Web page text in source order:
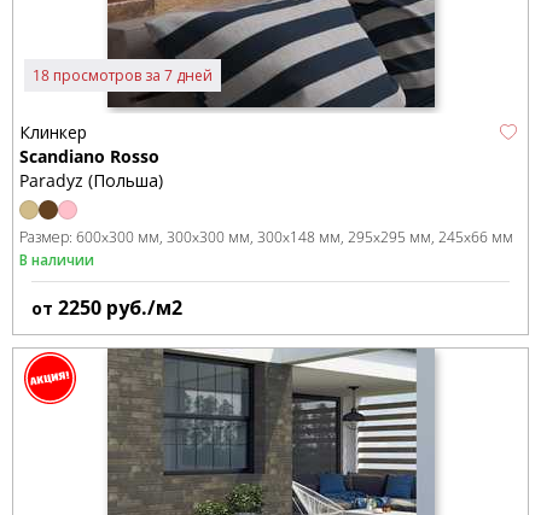
18 просмотров за 7 дней
Клинкер
Scandiano Rosso
Paradyz (Польша)
Размер: 600x300 мм 300x300 мм 300x148 мм 295x295 мм 245x66 мм
В наличии
от 2250 руб./м2